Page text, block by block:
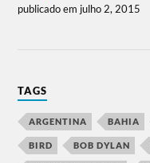
publicado em julho 2, 2015
TAGS
ARGENTINA BAHIA
BIRD BOB DYLAN